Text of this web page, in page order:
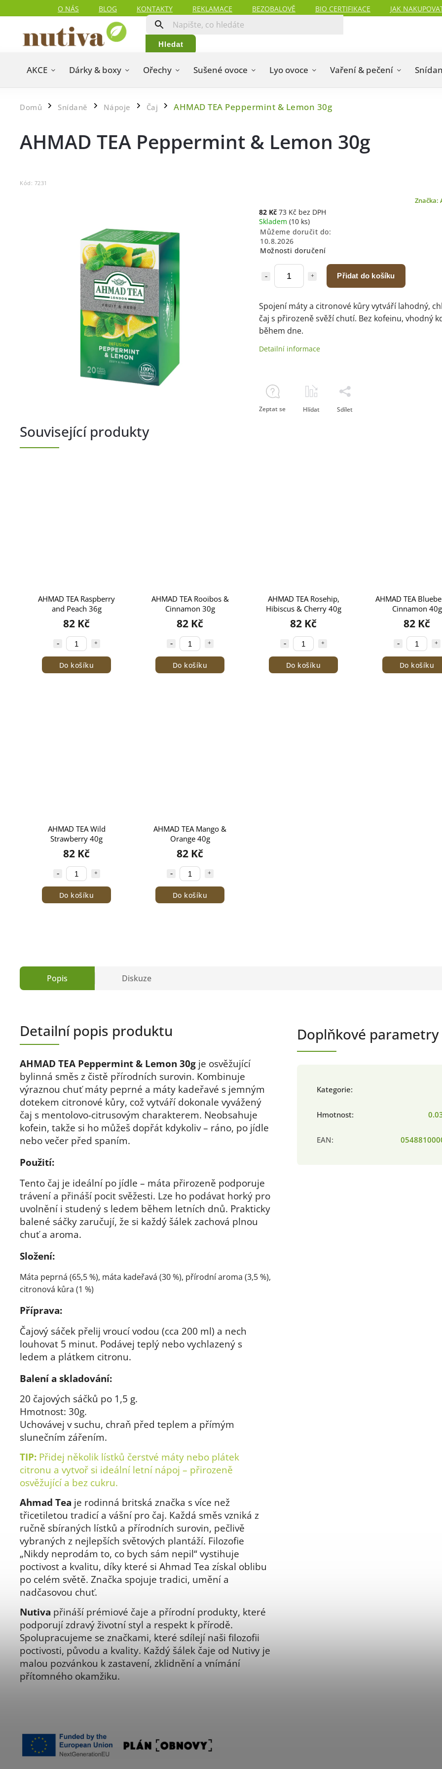
O NÁS BLOG KONTAKTY REKLAMACE BEZOBALOVĚ BIO CERTIFIKACE JAK
Hledat
AKCE Dárky & boxy Ořechy Sušené ovoce Lyo ovoce Vaření & pečení
Domů / Snídaně / Nápoje / Čaj / AHMAD TEA Peppermint & Lemon 30g
AHMAD TEA Peppermint & Lemon 30g
Kód: 7231
Značka:
82 Kč 73 Kč bez DPH
Skladem (10 ks)
Můžeme doručit do:
10.8.2026
Možnosti doručení
Přidat do košíku
Spojení máty a citronové kůry vytváří lahodný,
čaj s přirozeně svěží chutí. Bez kofeinu, vhodný
během dne.
Detailní informace
Zeptat se Hlídat Sdílet
Související produkty
AHMAD TEA Raspberry
and Peach 36g
82 Kč
Do košíku
AHMAD TEA Rooibos &
Cinnamon 30g
82 Kč
Do košíku
AHMAD TEA Rosehip,
Hibiscus & Cherry 40g
82 Kč
Do košíku
AHMAD TEA
Cinnamon 40g
82 Kč
Do košíku
AHMAD TEA Wild
Strawberry 40g
82 Kč
Do košíku
AHMAD TEA Mango &
Orange 40g
82 Kč
Do košíku
Popis Diskuze
Detailní popis produktu
AHMAD TEA Peppermint & Lemon 30g je osvěžující
bylinná směs z čistě přírodních surovin. Kombinuje
výraznou chuť máty peprné a máty kadeřavé s jemným
dotekem citronové kůry, což vytváří dokonale vyvážený
čaj s mentolovo-citrusovým charakterem. Neobsahuje
kofein, takže si ho můžeš dopřát kdykoliv – ráno, po jídle
nebo večer před spaním.
Použití:
Tento čaj je ideální po jídle – máta přirozeně podporuje
trávení a přináší pocit svěžesti. Lze ho podávat horký pro
uvolnění i studený s ledem během letních dnů. Prakticky
balené sáčky zaručují, že si každý šálek zachová plnou
chuť a aroma.
Složení:
Máta peprná (65,5 %), máta kadeřavá (30 %), přírodní aroma (3,5 %),
citronová kůra (1 %)
Příprava:
Čajový sáček přelij vroucí vodou (cca 200 ml) a nech
louhovat 5 minut. Podávej teplý nebo vychlazený s
ledem a plátkem citronu.
Balení a skladování:
20 čajových sáčků po 1,5 g.
Hmotnost: 30g.
Uchovávej v suchu, chraň před teplem a přímým
slunečním zářením.
TIP: Přidej několik lístků čerstvé máty nebo plátek
citronu a vytvoř si ideální letní nápoj – přirozeně
osvěžující a bez cukru.
Ahmad Tea je rodinná britská značka s více než
třicetiletou tradicí a vášní pro čaj. Každá směs vzniká z
ručně sbíraných lístků a přírodních surovin, pečlivě
vybraných z nejlepších světových plantáží. Filozofie
„Nikdy neprodám to, co bych sám nepil“ vystihuje
poctivost a kvalitu, díky které si Ahmad Tea získal oblibu
po celém světě. Značka spojuje tradici, umění a
nadčasovou chuť.
Nutiva přináší prémiové čaje a přírodní produkty, které
podporují zdravý životní styl a respekt k přírodě.
Spolupracujeme se značkami, které sdílejí naši filozofii
poctivosti, původu a kvality. Každý šálek čaje od Nutivy je
malou pozvánkou k zastavení, zklidnění a vnímání
přítomného okamžiku.
Doplňkové parametry
Kategorie:
Hmotnost:
EAN: